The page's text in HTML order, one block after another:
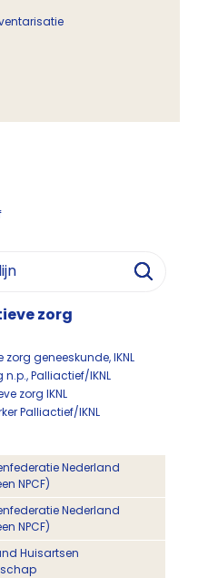
zorg
geneeskunde, IKNL
Palliactief/IKNL
zorg IKNL
Palliactief/IKNL
Nederland
NPCF)
Nederland
NPCF)
Huisartsen